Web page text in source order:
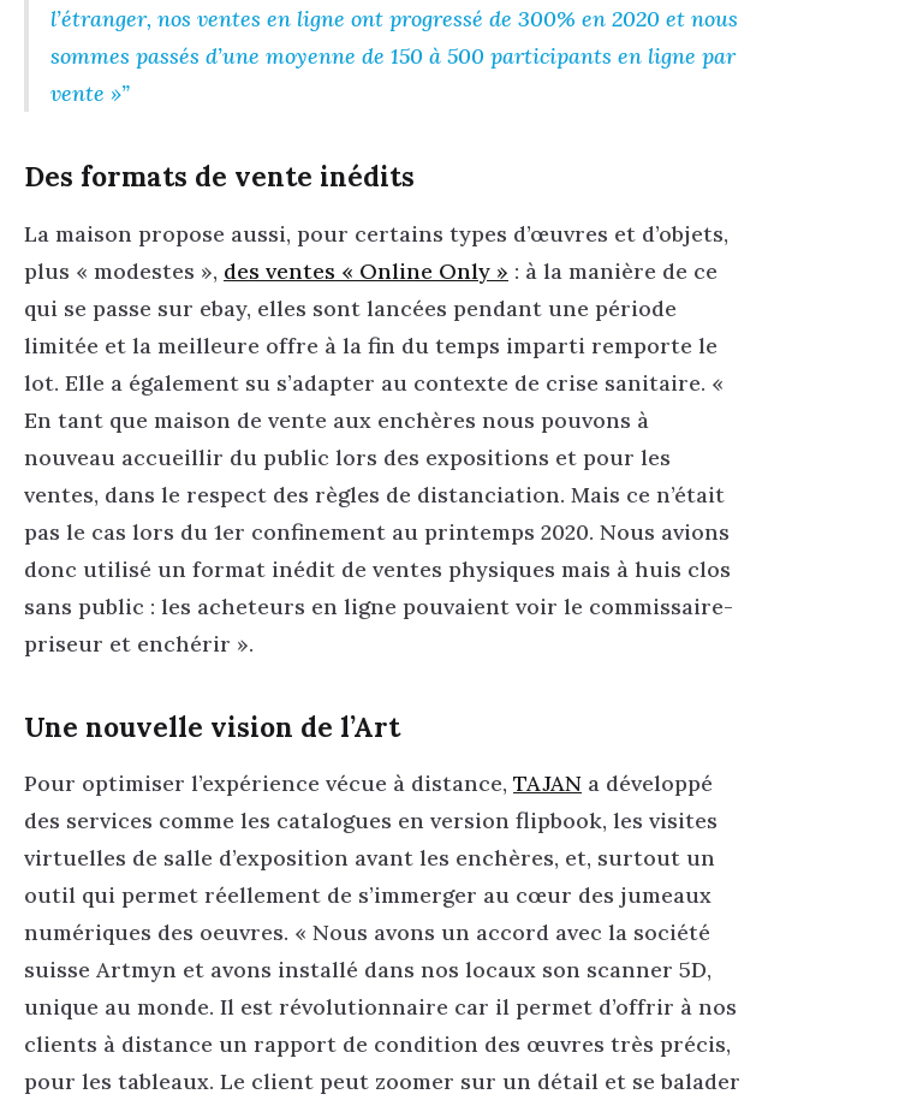
l’étranger, nos ventes en ligne ont progressé de 300% en 2020 et nous
sommes passés d’une moyenne de 150 à 500 participants en ligne par
vente »
Des formats de vente inédits
La maison propose aussi, pour certains types d’œuvres et d’objets,
plus « modestes », des ventes « Online Only » : à la manière de ce
qui se passe sur ebay, elles sont lancées pendant une période
limitée et la meilleure offre à la fin du temps imparti remporte le
lot. Elle a également su s’adapter au contexte de crise sanitaire. «
En tant que maison de vente aux enchères nous pouvons à
nouveau accueillir du public lors des expositions et pour les
ventes, dans le respect des règles de distanciation. Mais ce n’était
pas le cas lors du 1er confinement au printemps 2020. Nous avions
donc utilisé un format inédit de ventes physiques mais à huis clos
sans public : les acheteurs en ligne pouvaient voir le commissaire-
priseur et enchérir ».
Une nouvelle vision de l’Art
Pour optimiser l’expérience vécue à distance, TAJAN a développé
des services comme les catalogues en version flipbook, les visites
virtuelles de salle d’exposition avant les enchères, et, surtout un
outil qui permet réellement de s’immerger au cœur des jumeaux
numériques des oeuvres. « Nous avons un accord avec la société
suisse Artmyn et avons installé dans nos locaux son scanner 5D,
unique au monde. Il est révolutionnaire car il permet d’offrir à nos
clients à distance un rapport de condition des œuvres très précis,
pour les tableaux. Le client peut zoomer sur un détail et se balader